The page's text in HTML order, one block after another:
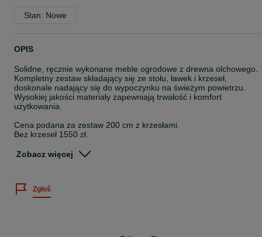
Stan: Nowe
OPIS
Solidne, ręcznie wykonane meble ogrodowe z drewna olchowego.
Kompletny zestaw składający się ze stołu, ławek i krzeseł,
doskonale nadający się do wypoczynku na świeżym powietrzu.
Wysokiej jakości materiały zapewniają trwałość i komfort
użytkowania.
Cena podana za zestaw 200 cm z krzesłami.
Bez krzeseł 1550 zł.
Wymiary zestawu:
Grubość stołu: 4 cm
Zobacz więcej
Zgłoś